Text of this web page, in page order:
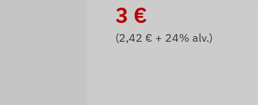
3 €
(2,42 € + 24% alv.)